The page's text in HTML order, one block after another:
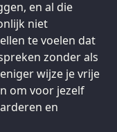
en al die
niet
te voelen dat
zonder als
wijze je vrije
om voor jezelf
en